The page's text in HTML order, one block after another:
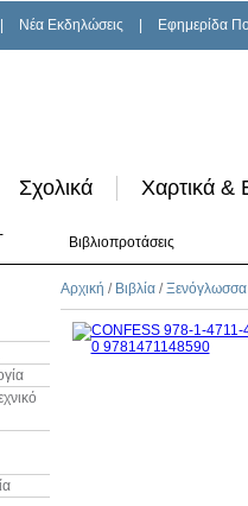
Νέα Εκδηλώσεις Εφημερίδα
Σχολικά Χαρτικά &
Βιβλιοπροτάσεις
Αρχική / Βιβλία /Ξενόγλωσσα